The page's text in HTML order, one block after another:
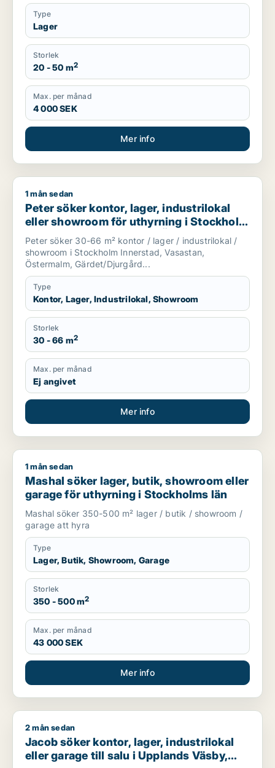
Type
Lager
Storlek
20 - 50 m2
Max. per månad
4 000 SEK
Mer info
Peter söker kontor, lager, industrilokal eller showroom för
1 mån sedan
Peter söker kontor, lager, industrilokal
eller showroom för uthyrning i Stockholm
Innerstad, Vasastan eller Östermalm m.fl.
Peter söker 30-66 m² kontor / lager / industrilokal /
showroom i Stockholm Innerstad, Vasastan,
Östermalm, Gärdet/Djurgård...
Type
Kontor, Lager, Industrilokal, Showroom
Storlek
30 - 66 m2
Max. per månad
Ej angivet
Mer info
Mashal söker lager, butik, showroom eller garage för
1 mån sedan
Mashal söker lager, butik, showroom eller
garage för uthyrning i Stockholms län
Mashal söker 350-500 m² lager / butik / showroom /
garage att hyra
Type
Lager, Butik, Showroom, Garage
Storlek
350 - 500 m2
Max. per månad
43 000 SEK
Mer info
Jacob söker kontor, lager, industrilokal eller garage till salu
2 mån sedan
Jacob söker kontor, lager, industrilokal
eller garage till salu i Upplands Väsby,